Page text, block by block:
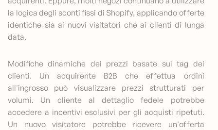
la logica degli sconti fissi di Shopify, applicando offerte
identiche sia ai nuovi visitatori che ai clienti di lunga
data.
Modifiche dinamiche dei prezzi basate sui tag dei
clienti. Un acquirente B2B che effettua ordini
all'ingrosso può visualizzare prezzi strutturati per
volumi. Un cliente al dettaglio fedele potrebbe
accedere a incentivi esclusivi per gli acquisti ripetuti.
Un nuovo visitatore potrebbe ricevere un'offerta